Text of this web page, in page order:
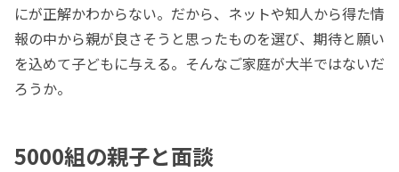
にが正解かわからない。だから、ネットや知人から得た情
報の中から親が良さそうと思ったものを選び、期待と願い
を込めて子どもに与える。そんなご家庭が大半ではないだ
ろうか。
5000組の親子と面談